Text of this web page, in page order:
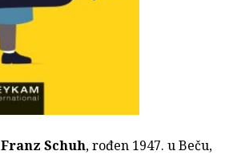
Franz Schuh, rođen 1947. u Beču,